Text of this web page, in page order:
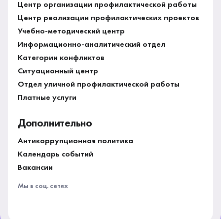
Центр организации профилактической работы
Центр реализации профилактических проектов
Учебно-методический центр
Информационно-аналитический отдел
Категории конфликтов
Ситуационный центр
Отдел уличной профилактической работы
Платные услуги
Дополнительно
Антикоррупционная политика
Календарь событий
Вакансии
Мы в соц. сетях